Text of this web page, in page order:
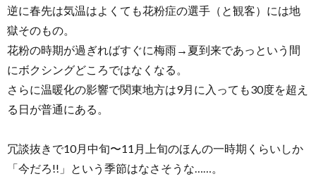
逆に春先は気温はよくても花粉症の選手（と観客）には地
獄そのもの。
花粉の時期が過ぎればすぐに梅雨→夏到来であっという間
にボクシングどころではなくなる。
さらに温暖化の影響で関東地方は9月に入っても30度を超え
る日が普通にある。
冗談抜きで10月中旬〜11月上旬のほんの一時期くらいしか
「今だろ!!」という季節はなさそうな……。